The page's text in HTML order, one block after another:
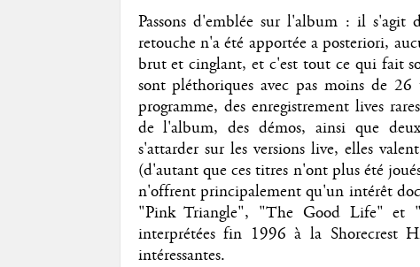
Passons d'emblée sur l'album : il
retouche n'a été apportée a posteriori,
brut et cinglant, et c'est tout ce qui fait
sont pléthoriques avec pas moins de
programme, des enregistrement lives
de l'album, des démos, ainsi que
s'attarder sur les versions live, elles
(d'autant que ces titres n'ont plus été
n'offrent principalement qu'un intérêt
"Pink Triangle", "The Good Life" et
interprétées fin 1996 à la Shorecrest
intéressantes.